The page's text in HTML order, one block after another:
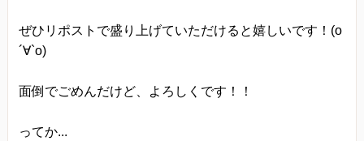
ぜひリポストで盛り上げていただけると嬉しいです！(o
´∀`o)
面倒でごめんだけど、よろしくです！！
ってか...